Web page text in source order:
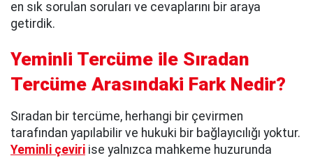
en sık sorulan soruları ve cevaplarını bir araya
getirdik.
Yeminli Tercüme ile Sıradan
Tercüme Arasındaki Fark Nedir?
Sıradan bir tercüme, herhangi bir çevirmen
tarafından yapılabilir ve hukuki bir bağlayıcılığı yoktur.
Yeminli çeviri ise yalnızca mahkeme huzurunda